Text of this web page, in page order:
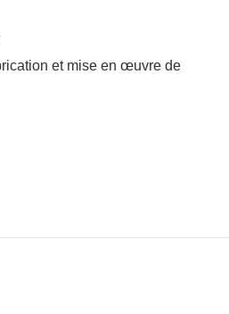
et mise en œuvre de